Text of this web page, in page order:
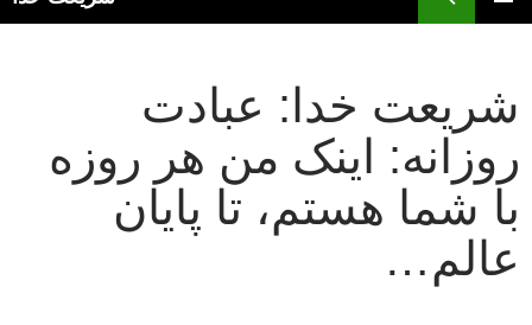
شریعت خدا: عبادت
روزانه: اینک من هر روزه
با شما هستم، تا پایان
عالم…